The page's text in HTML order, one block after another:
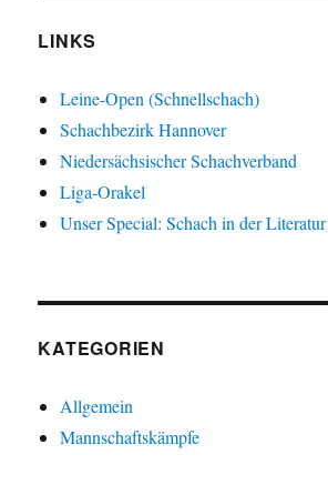
LINKS
Leine-Open (Schnellschach)
Schachbezirk Hannover
Niedersächsischer Schachverband
Liga-Orakel
Unser Special: Schach in der Literatur
KATEGORIEN
Allgemein
Mannschaftskämpfe